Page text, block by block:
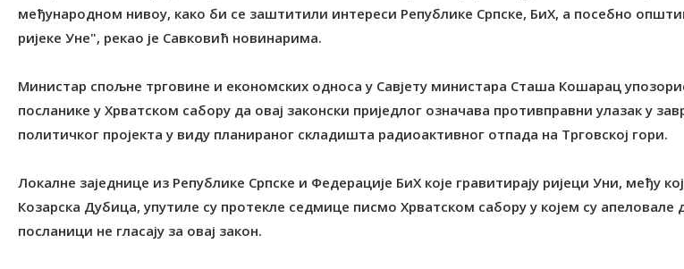
међународном нивоу, како би се заштитили интереси Републике Српске, БиХ, а посебно
ријеке Уне", рекао је Савковић новинарима.
Министар спољне трговине и економских односа у Савјету министара Сташа Кошарац
посланике у Хрватском сабору да овај законски приједлог означава противправни улазак у
политичког пројекта у виду планираног складишта радиоактивног отпада на Tрговској гори.
Локалне заједнице из Републике Српске и Федерације БиХ које гравитирају ријеци Уни, међу
Козарска Дубица, упутиле су протекле седмице писмо Хрватском сабору у којем су апеловале
посланици не гласају за овај закон.